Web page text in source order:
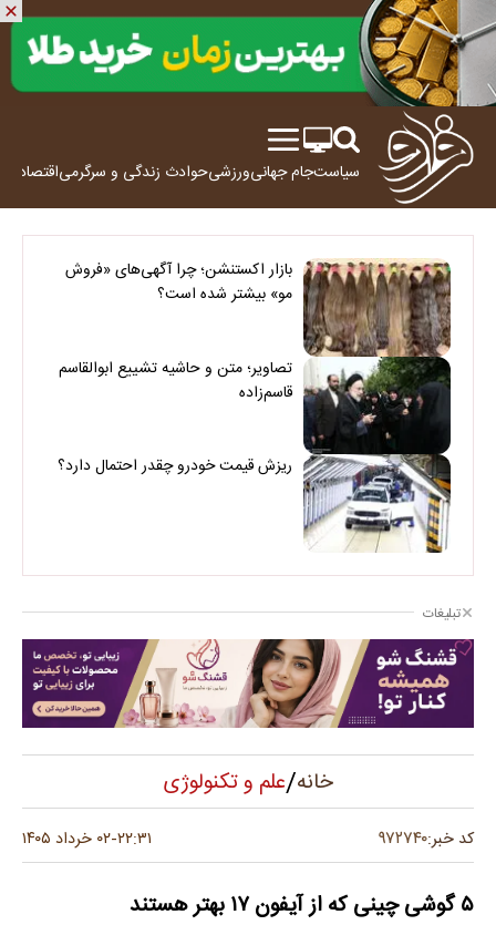
سیاستجام جهانیورزشیحوادث زندگی و سرگرمیاقتصاد
بازار اکستنشن؛ چرا آگهی‌های «فروش
مو» بیشتر شده است؟
تصاویر؛ متن و حاشیه تشییع ابوالقاسم
قاسم‌زاده
ریزش قیمت خودرو چقدر احتمال دارد؟
تبلیغات
خانه/علم و تکنولوژی
کد خبر:۹۷۲۷۴۰ ۲۲:۳۱-۰۲ خرداد ۱۴۰۵
۵ گوشی چینی که از آیفون ۱۷ بهتر هستند